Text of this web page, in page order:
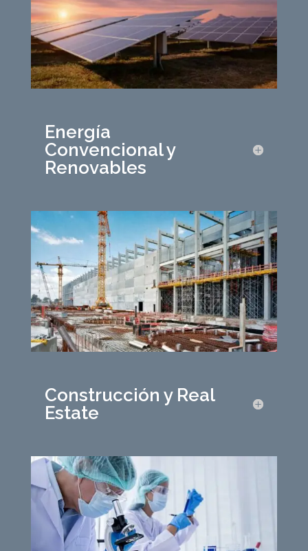
Energía
Convencional y
Renovables
Construcción y Real
Estate